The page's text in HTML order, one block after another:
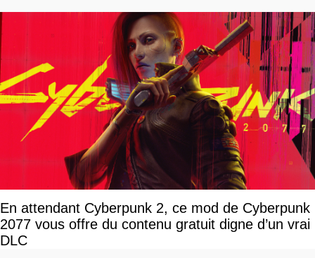
En attendant Cyberpunk 2, ce mod de Cyberpunk
2077 vous offre du contenu gratuit digne d’un vrai
DLC